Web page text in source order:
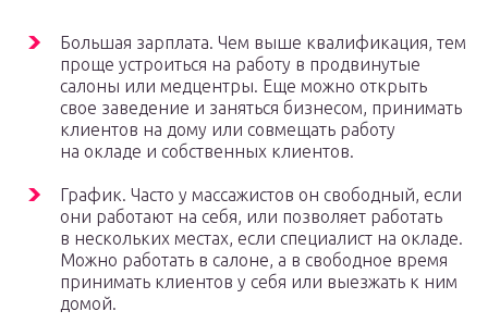
Большая зарплата. Чем выше квалификация, тем
проще устроиться на работу в продвинутые
салоны или медцентры. Еще можно открыть
свое заведение и заняться бизнесом, принимать
клиентов на дому или совмещать работу
на окладе и собственных клиентов.
График. Часто у массажистов он свободный, если
они работают на себя, или позволяет работать
в нескольких местах, если специалист на окладе.
Можно работать в салоне, а в свободное время
принимать клиентов у себя или выезжать к ним
домой.